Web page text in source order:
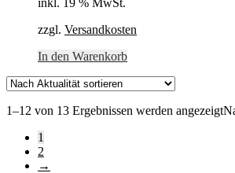
zzgl. Versandkosten
In den Warenkorb
1–12 von 13 Ergebnissen werden angezeigt
1
2
→